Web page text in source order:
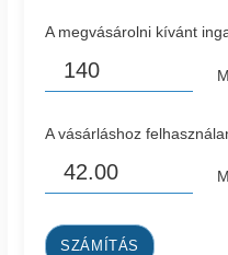
A megvásárolni kívánt
A vásárláshoz
SZÁMÍTÁS